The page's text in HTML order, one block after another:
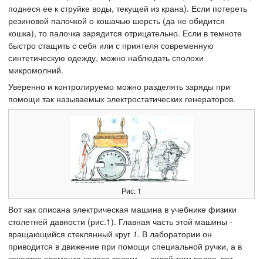
поднеся ее к струйке воды, текущей из крана). Если потереть
резиновой палочкой о кошачью шерсть (да не обидится
кошка), то палочка зарядится отрицательно. Если в темноте
быстро стащить с себя или с приятеля современную
синтетическую одежду, можно наблюдать сполохи
микромолний.
Уверенно и контролируемо можно разделять заряды при
помощи так называемых электростатических генераторов.
Рис. 1
Вот как описана электрическая машина в учебнике физики
столетней давности (рис.1). Главная часть этой машины -
вращающийся стеклянный круг 1. В лаборатории он
приводится в движение при помощи специальной ручки, а в